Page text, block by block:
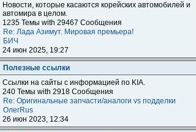
Новости, которые касаются корейских автомобилей и
автомира в целом.
1235 Темы with 29467 Сообщения
Re: Лада Азимут. Мировая премьера!
БИЧ
24 июн 2025, 19:27
Полезные ссылки
Ссылки на сайты с информацией по KIA.
240 Темы with 2918 Сообщения
Re: Оригинальные запчасти/аналоги vs подделки
ОлегRus
26 июн 2023, 12:34